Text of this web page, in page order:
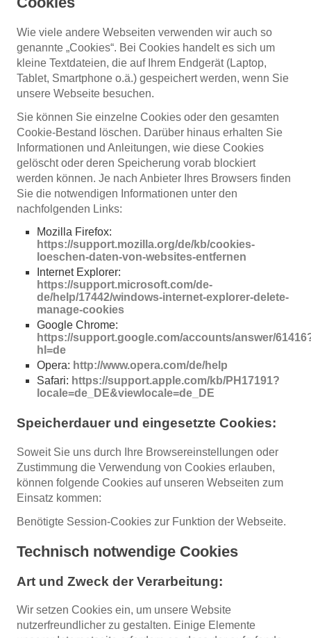
Wie viele andere Webseiten verwenden wir auch so
genannte „Cookies“. Bei Cookies handelt es sich um
kleine Textdateien, die auf Ihrem Endgerät (Laptop,
Tablet, Smartphone o.ä.) gespeichert werden, wenn Sie
unsere Webseite besuchen.
Sie können Sie einzelne Cookies oder den gesamten
Cookie-Bestand löschen. Darüber hinaus erhalten Sie
Informationen und Anleitungen, wie diese Cookies
gelöscht oder deren Speicherung vorab blockiert
werden können. Je nach Anbieter Ihres Browsers finden
Sie die notwendigen Informationen unter den
nachfolgenden Links:
Mozilla Firefox:
https://support.mozilla.org/de/kb/cookies-
loeschen-daten-von-websites-entfernen
Internet Explorer:
https://support.microsoft.com/de-
de/help/17442/windows-internet-explorer-delete-
manage-cookies
Google Chrome:
https://support.google.com/accounts/answer/
hl=de
Opera: http://www.opera.com/de/help
Safari: https://support.apple.com/kb/PH17191?
locale=de_DE&viewlocale=de_DE
Speicherdauer und eingesetzte Cookies:
Soweit Sie uns durch Ihre Browsereinstellungen oder
Zustimmung die Verwendung von Cookies erlauben,
können folgende Cookies auf unseren Webseiten zum
Einsatz kommen:
Benötigte Session-Cookies zur Funktion der Webseite.
Technisch notwendige Cookies
Art und Zweck der Verarbeitung:
Wir setzen Cookies ein, um unsere Website
nutzerfreundlicher zu gestalten. Einige Elemente